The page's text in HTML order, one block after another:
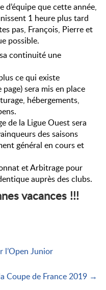
d’équipe que cette année,
1 heure plus tard
pas, François, Pierre et
possible.
continuité une
ce qui existe
sera mis en place
hébergements,
de la Ligue Ouest sera
des saisons
général en cours et
et Arbitrage pour
auprès des clubs.
vacances !!!
l’Open Junior
Coupe de France 2019 →